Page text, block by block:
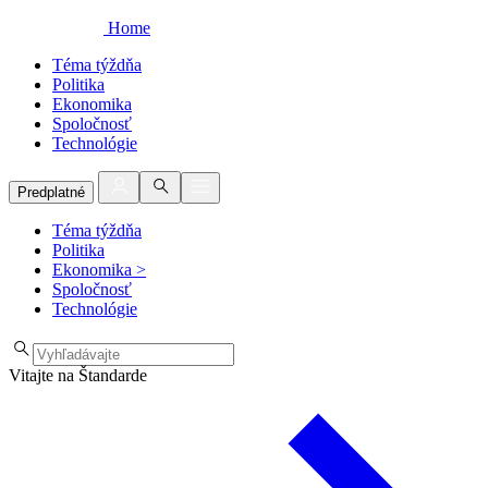
Home
Téma týždňa
Politika
Ekonomika
Spoločnosť
Technológie
Predplatné
Téma týždňa
Politika
Ekonomika >
Spoločnosť
Technológie
Vitajte na Štandarde